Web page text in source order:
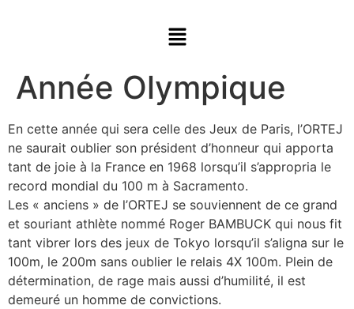
Année Olympique
En cette année qui sera celle des Jeux de Paris, l’ORTEJ
ne saurait oublier son président d’honneur qui apporta
tant de joie à la France en 1968 lorsqu’il s’appropria le
record mondial du 100 m à Sacramento.
Les « anciens » de l’ORTEJ se souviennent de ce grand
et souriant athlète nommé Roger BAMBUCK qui nous fit
tant vibrer lors des jeux de Tokyo lorsqu’il s’aligna sur le
100m, le 200m sans oublier le relais 4X 100m. Plein de
détermination, de rage mais aussi d’humilité, il est
demeuré un homme de convictions.